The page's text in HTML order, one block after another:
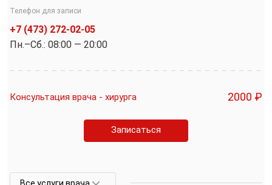
Телефон для записи
+7 (473) 272-02-05
Пн.–Cб.: 08:00 — 20:00
Консультация врача - хирурга 2000 ₽
Записаться
Все услуги врача